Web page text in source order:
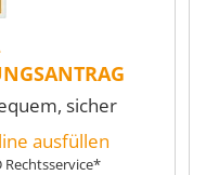
sicher
ausfüllen
Rechtsservice*